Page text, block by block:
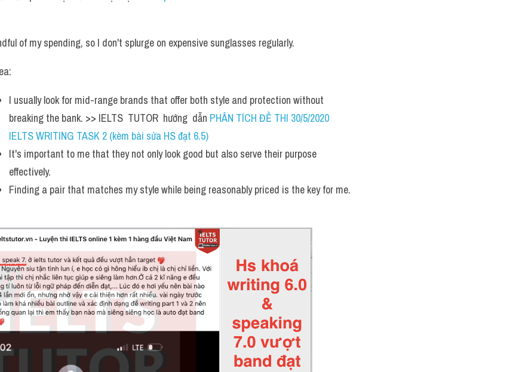
of my spending, so I don't splurge on expensive sunglasses regularly.
I usually look for mid-range brands that offer both style and protection without
breaking the bank. >> IELTS  TUTOR  hướng  dẫn PHÂN TÍCH ĐỀ THI 30/5/2020
IELTS WRITING TASK 2 (kèm bài sửa HS đạt 6.5)
It's important to me that they not only look good but also serve their purpose
effectively.
Finding a pair that matches my style while being reasonably priced is the key for me.